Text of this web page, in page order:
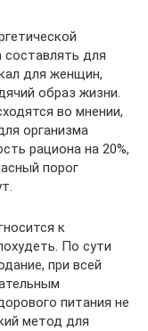
для
для женщин,
образ жизни.
во мнении,
организма
рациона на 20%,
порог
к
По сути
при всей
питания не
метод для